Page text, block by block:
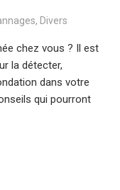
, Divers
chez vous ? Il est
la détecter,
dans votre
qui pourront